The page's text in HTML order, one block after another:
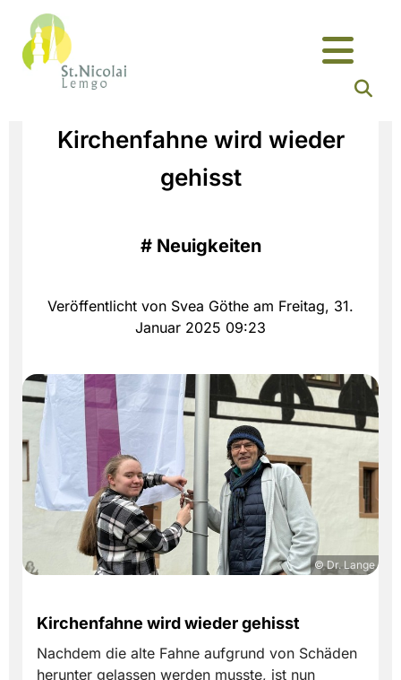
Kirchenfahne wird wieder
gehisst
# Neuigkeiten
Veröffentlicht von Svea Göthe am Freitag, 31.
Januar 2025 09:23
© Dr. Lange
Kirchenfahne wird wieder gehisst
Nachdem die alte Fahne aufgrund von Schäden
herunter gelassen werden musste, ist nun